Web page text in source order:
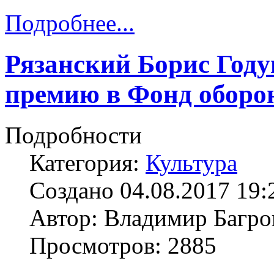
Подробнее...
Рязанский Борис
премию в Фонд
Подробности
Категория: Культура
Создано 04.08.2017
Автор: Владимир
Просмотров: 2885